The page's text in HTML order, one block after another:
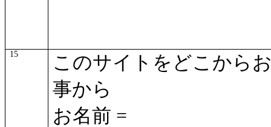
15
このサイトをどこから
事から
お名前 =